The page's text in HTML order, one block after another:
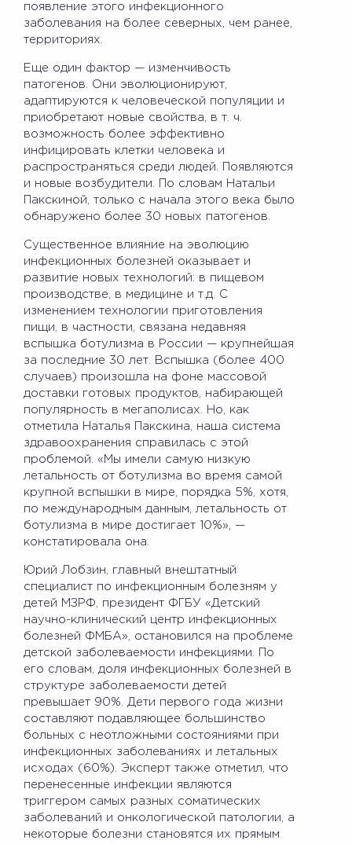
появление этого инфекционного
заболевания на более северных, чем ранее,
территориях.
Еще один фактор — изменчивость
патогенов. Они эволюционируют,
адаптируются к человеческой популяции и
приобретают новые свойства, в т. ч.
возможность более эффективно
инфицировать клетки человека и
распространяться среди людей. Появляются
и новые возбудители. По словам Натальи
Пакскиной, только с начала этого века было
обнаружено более 30 новых патогенов.
Существенное влияние на эволюцию
инфекционных болезней оказывает и
развитие новых технологий: в пищевом
производстве, в медицине и т.д. С
изменением технологии приготовления
пищи, в частности, связана недавняя
вспышка ботулизма в России — крупнейшая
за последние 30 лет. Вспышка (более 400
случаев) произошла на фоне массовой
доставки готовых продуктов, набирающей
популярность в мегаполисах. Но, как
отметила Наталья Пакскина, наша система
здравоохранения справилась с этой
проблемой. «Мы имели самую низкую
летальность от ботулизма во время самой
крупной вспышки в мире, порядка 5%, хотя,
по международным данным, летальность от
ботулизма в мире достигает 10%», —
констатировала она.
Юрий Лобзин, главный внештатный
специалист по инфекционным болезням у
детей МЗРФ, президент ФГБУ «Детский
научно-клинический центр инфекционных
болезней ФМБА», остановился на проблеме
детской заболеваемости инфекциями. По
его словам, доля инфекционных болезней в
структуре заболеваемости детей
превышает 90%. Дети первого года жизни
составляют подавляющее большинство
больных с неотложными состояниями при
инфекционных заболеваниях и летальных
исходах (60%). Эксперт также отметил, что
перенесенные инфекции являются
триггером самых разных соматических
заболеваний и онкологической патологии, а
некоторые болезни становятся их прямым